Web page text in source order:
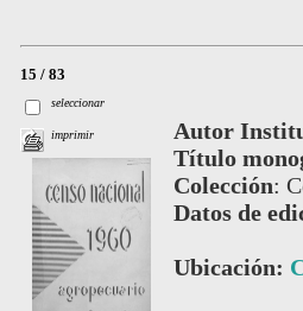
15 / 83
seleccionar
imprimir Autor
Título
Colección:
Datos de
Ubicación: